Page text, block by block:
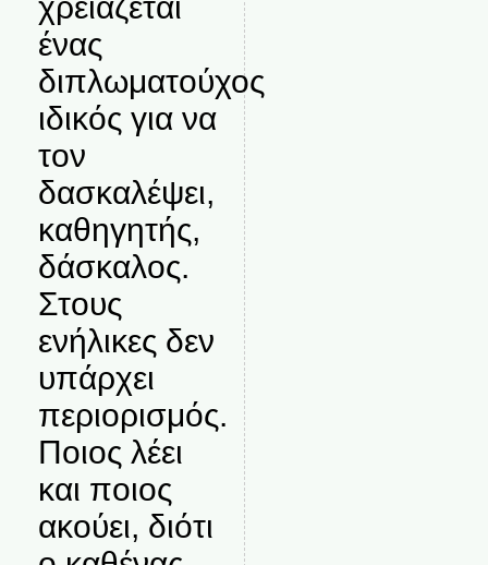
ένας
διπλωματούχος
ιδικός για να
τον
δασκαλέψει,
καθηγητής,
δάσκαλος.
Στους
ενήλικες δεν
υπάρχει
περιορισμός.
Ποιος λέει
και ποιος
ακούει, διότι